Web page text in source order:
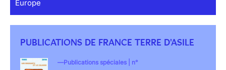
Europe
PUBLICATIONS DE FRANCE TERRE D'ASILE
Publications spéciales | n°